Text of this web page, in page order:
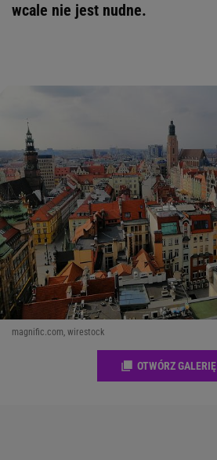
wcale nie jest nudne.
magnific.com, wirestock
OTWÓRZ GALERIĘ